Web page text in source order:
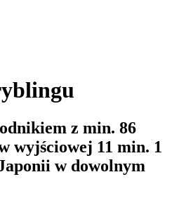
z min. 86
wyjściowej 11 min. 1
w dowolnym